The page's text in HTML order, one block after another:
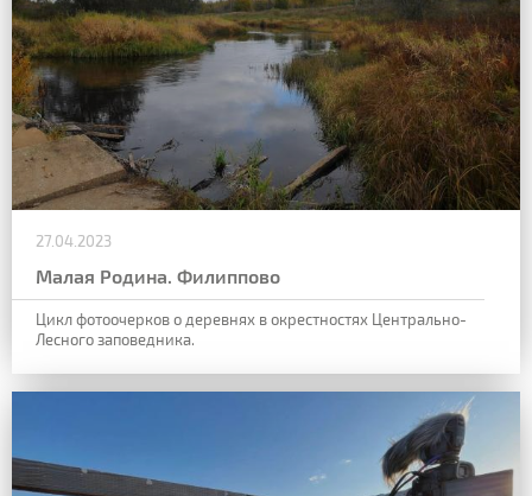
27.04.2023
Малая Родина. Филиппово
Цикл фотоочерков о деревнях в окрестностях Центрально-
Лесного заповедника.